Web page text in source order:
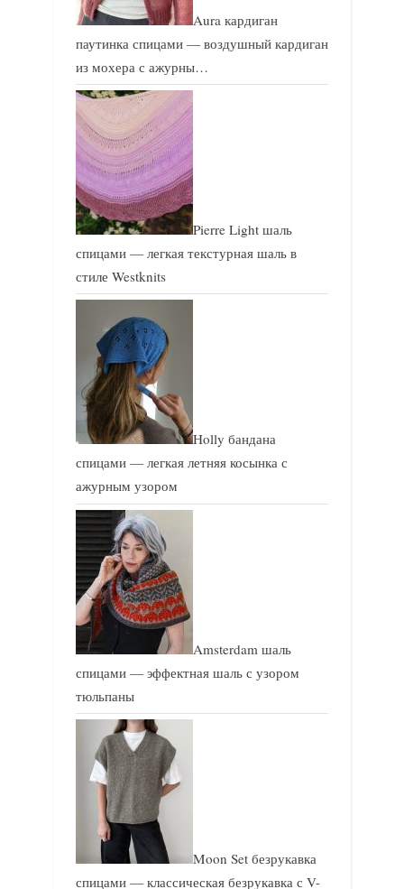
Aura кардиган
паутинка спицами — воздушный кардиган
из мохера с ажурны…
Pierre Light шаль
спицами — легкая текстурная шаль в
стиле Westknits
Holly бандана
спицами — легкая летняя косынка с
ажурным узором
Amsterdam шаль
спицами — эффектная шаль с узором
тюльпаны
Moon Set безрукавка
спицами — классическая безрукавка с V-